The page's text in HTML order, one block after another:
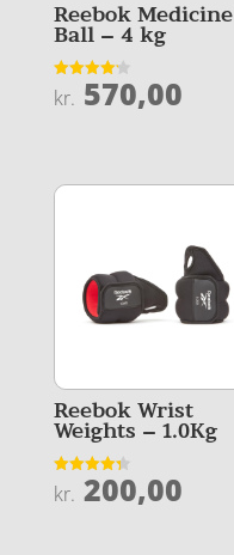
Reebok Medicine
Ball – 4 kg
Vurderet
4.2
kr. 570,00
Reebok Wrist
Weights – 1.0Kg
Vurderet
4.3
kr. 200,00